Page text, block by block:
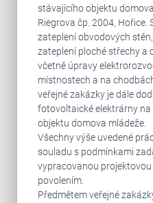
stávajícího objektu
Riegrova čp. 2004,
zateplení obvodových
zateplení ploché střechy a
včetně úpravy
místnostech a na
veřejné zakázky je dále
fotovoltaické elektrárny
objektu domova mládeže.
Všechny výše uvedené
souladu s podmínkami
vypracovanou
povolením.
Předmětem veřejné